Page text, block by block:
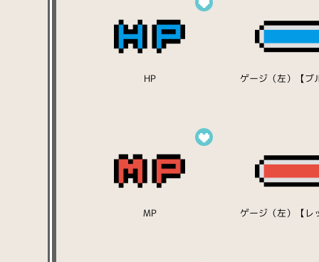
HP ゲージ（左）【ブ
MP ゲージ（左）【レ